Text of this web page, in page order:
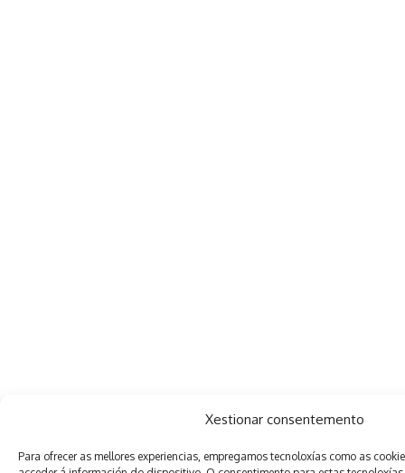
Xestionar consentemento
Para ofrecer as mellores experiencias, empregamos tecnoloxías como as